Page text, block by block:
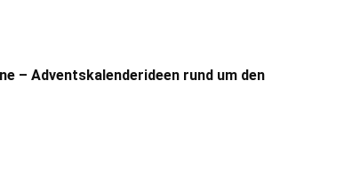
– Adventskalenderideen rund um den